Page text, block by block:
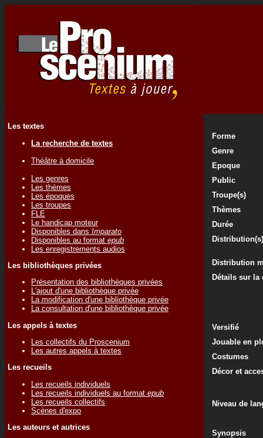
Les textes
La recherche de textes
Théâtre à domicile
Les genres
Les thèmes
Les époques
Les troupes
FLE
Le handicap moteur
Disponibles dans Imparato
Disponibles au format epub
Les enregistrements audios
Les bibliothèques privées
Présentation des bibliothèques privées
L'ajout d'une bibliothèque privée
La modification d'une bibliothèque privée
La consultation d'une bibliothèque privée
Les appels à textes
Les collectifs du Proscenium
Les autres appels à textes
Les recueils
Les recueils individuels
Les recueils individuels au format epub
Les recueils collectifs
Scènes d'expo
Les auteurs et autrices
Forme
Genre
Epoque
Public
Troupe(s)
Thèmes
Durée
Distribution(s)
Distribution
Détails sur
Versifié
Jouable en
Costumes
Décor et
Niveau de
Synopsis